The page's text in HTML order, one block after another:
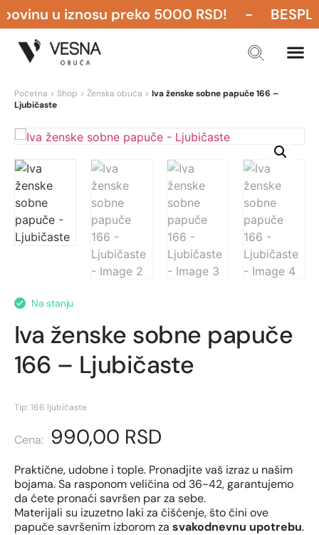
u iznosu preko 5000 RSD! -
Početna > Shop > Ženska obuća > Iva ženske sobne papuče 166 –
Ljubičaste
Na stanju
Iva ženske sobne papuče
166 – Ljubičaste
Tip: 166 ljubičaste
990,00 RSD
Praktične, udobne i tople. Pronadjite vaš izraz u našim
bojama. Sa rasponom veličina od 36-42, garantujemo
da ćete pronaći savršen par za sebe.
Materijali su izuzetno laki za čišćenje, što čini ove
papuče savršenim izborom za svakodnevnu upotrebu.